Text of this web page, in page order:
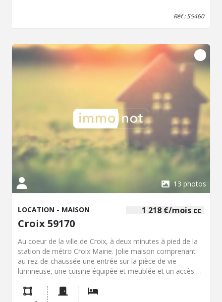
2026
Réf : S5460
13 photos
1 218 €/mois cc
LOCATION - MAISON
Croix 59170
Au coeur de la ville de Croix, à deux minutes à pied de la
station de métro Croix Mairie. Jolie maison comprenant
au rez-de-chaussée une entrée sur la pièce de vie
lumineuse, une cuisine équipée et meublée et un accès à
chambre, d'une salle de bain complète (baignoire et